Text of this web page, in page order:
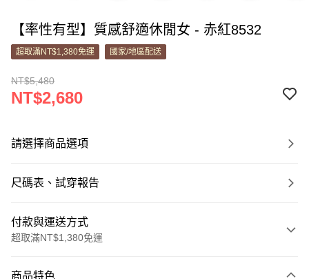
【率性有型】質感舒適休閒女 - 赤紅8532
超取滿NT$1,380免運 國家/地區配送
NT$5,480
NT$2,680
請選擇商品選項
尺碼表、試穿報告
付款與運送方式
超取滿NT$1,380免運
商品特色